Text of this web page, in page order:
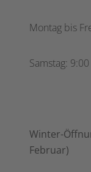
Montag bis
Samstag:
Winter-
Februar)